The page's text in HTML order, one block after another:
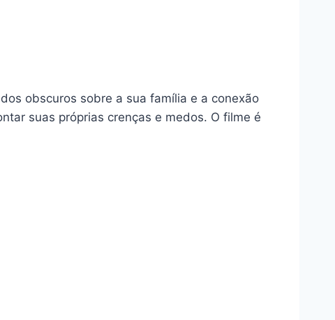
obscuros sobre a sua família e a conexão
suas próprias crenças e medos. O filme é